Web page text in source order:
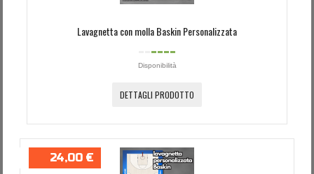
Lavagnetta con molla Baskin Personalizzata
Disponibilità
DETTAGLI PRODOTTO
24,00 €